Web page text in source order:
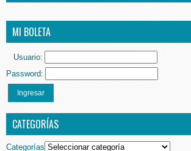
MI BOLETA
Usuario:
Password:
Ingresar
CATEGORÍAS
Categorías